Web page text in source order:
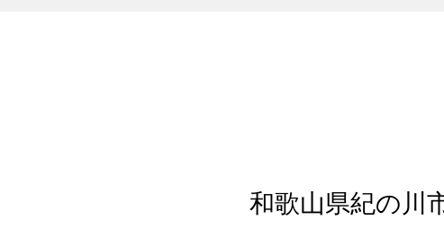
和歌山県紀の川